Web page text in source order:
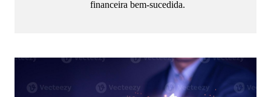
financeira bem-sucedida.